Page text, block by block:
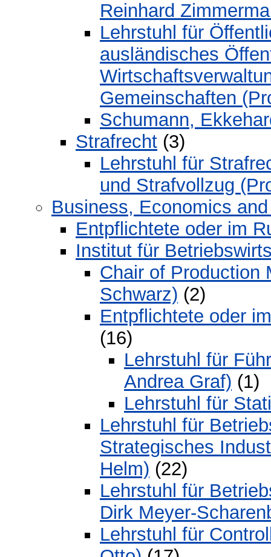
Reinhard
Lehrstuhl für
ausländisches
Gemeinschaften
Schumann,
Strafrecht (3)
Lehrstuhl für
und Strafvollzug
Business, Economics
Entpflichtete oder im
Institut für
Chair of Production
Schwarz) (2)
Entpflichtete oder
(16)
Lehrstuhl für
Andrea Graf) (1)
Lehrstuhl für
Lehrstuhl für
Strategisches
Helm) (22)
Lehrstuhl für
Dirk Meyer-
Lehrstuhl für